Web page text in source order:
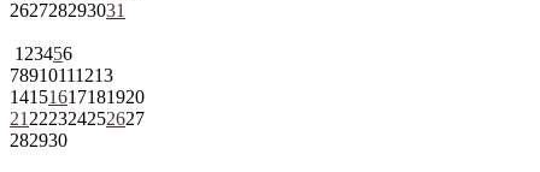
262728293031
1 23456
78910111213
14151617181920
21 222324252627
282930